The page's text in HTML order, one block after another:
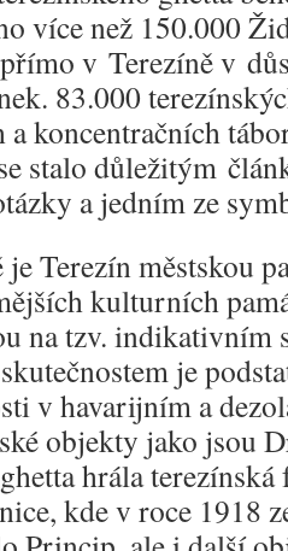
více než 150.000
v Terezíně v
83.000
koncentračních
stalo důležitým
a jedním ze
je Terezín městskou
kulturních
na tzv. indikativním
je
v havarijním a
objekty jako jsou
hrála
kde v roce 1918